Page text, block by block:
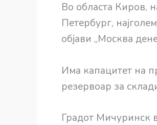
Во областа Киров,
Петербург,
објави „Москва
Има капацитет на
резервоар за
Градот Мичуринск